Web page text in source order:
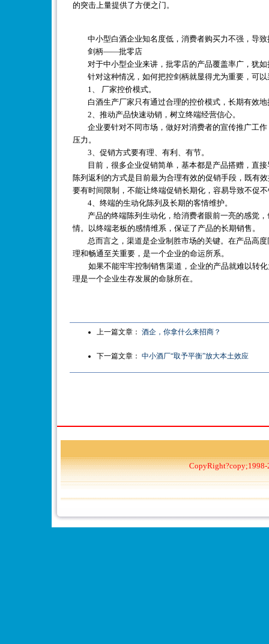
的突击上量提供了方便之门。
中小型白酒企业知名度低，消费者购买力不强，导致
剑柄——批零店
对于中小型企业来讲，批零店的产品覆盖率广，犹如
针对这种情况，如何把控剑柄就显得尤为重要，可以
1、 厂家控价模式。
白酒生产厂家只有通过合理的控价模式，长期有效地
2、推动产品快速动销，树立终端经营信心。
企业要针对不同市场，做好对消费者的宣传推广工作
压力。
3、促销方式要有理、有利、有节。
目前，很多企业促销简单，基本都是产品搭赠，直接
陈列返利的方式是目前最为合理有效的促销手段，既有
要有时间限制，不能让终端促销长期化，容易导致不促
4、终端的生动化陈列及长期的客情维护。
产品的终端陈列生动化，给消费者眼前一亮的感觉，
情。以终端老板的感情维系，保证了产品的长期销售。
总而言之，渠道是企业制胜市场的关键。在产品高度
理和畅通至关重要，是一个企业的命运所系。
如果不能牢牢控制销售渠道，企业的产品就难以转化
理是一个企业生存发展的命脉所在。
上一篇文章： 酒企，你拿什么来招商？
下一篇文章： 中小酒厂“取予平衡”放大本土效应
CopyRight?copy;1998-